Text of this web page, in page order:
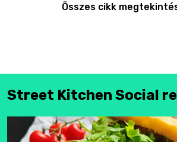
Összes cikk
Street Kitchen Social